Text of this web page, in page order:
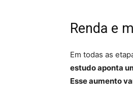
Renda e
Em todas as
estudo aponta
Esse aumento